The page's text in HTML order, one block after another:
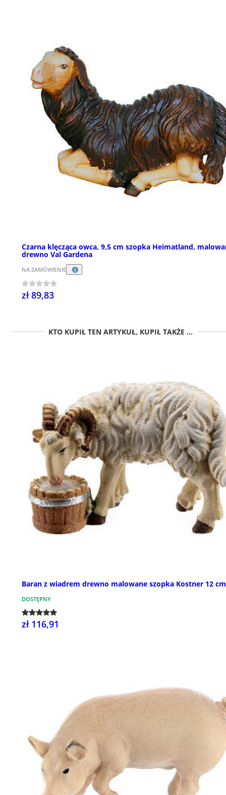
Czarna klęcząca owca, 9,5 cm szopka Heimatland,
drewno Val Gardena
NA ZAMÓWIENIE
zł 89,83
KTO KUPIŁ TEN ARTYKUŁ, KUPIŁ TAKŻE ...
Baran z wiadrem drewno malowane szopka Kostner 12 cm
DOSTĘPNY
zł 116,91